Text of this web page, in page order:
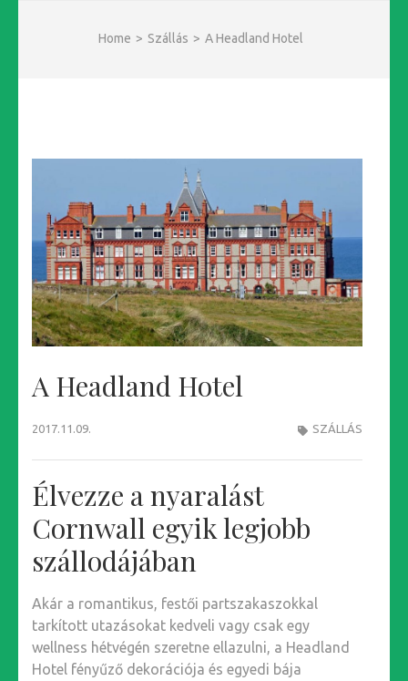
Home > Szállás > A Headland Hotel
A Headland Hotel
2017.11.09. SZÁLLÁS
Élvezze a nyaralást
Cornwall egyik legjobb
szállodájában
Akár a romantikus, festői partszakaszokkal
tarkított utazásokat kedveli vagy csak egy
wellness hétvégén szeretne ellazulni, a Headland
Hotel fényűző dekorációja és egyedi bája